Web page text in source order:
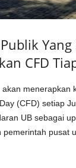
Yang
CFD
menerapkan
(CFD) setiap
UB sebagai
pusat